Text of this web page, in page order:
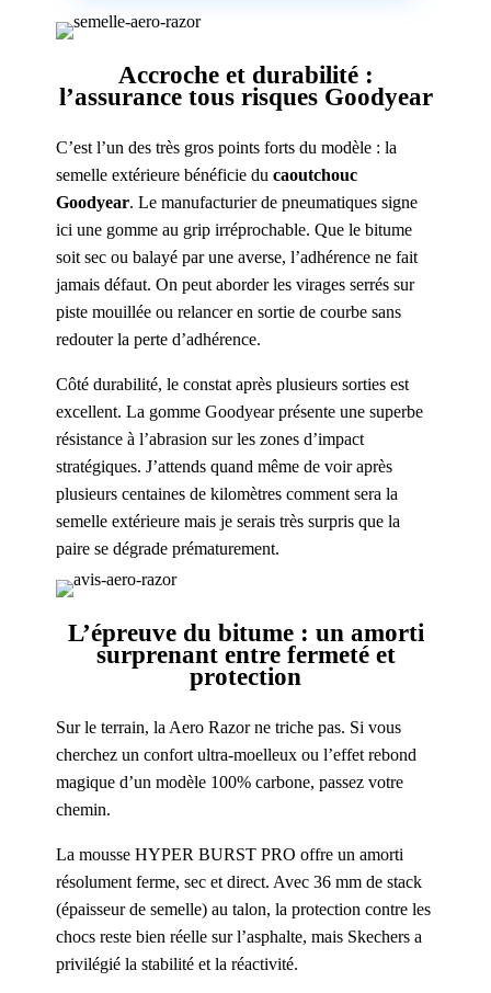
Accroche et durabilité :
l’assurance tous risques Goodyear
C’est l’un des très gros points forts du modèle : la
semelle extérieure bénéficie ducaoutchouc
Goodyear. Le manufacturier de pneumatiques signe
ici une gomme au grip irréprochable. Que le bitume
soit sec ou balayé par une averse, l’adhérence ne fait
jamais défaut. On peut aborder les virages serrés sur
piste mouillée ou relancer en sortie de courbe sans
redouter la perte d’adhérence.
Côté durabilité, le constat après plusieurs sorties est
excellent. La gomme Goodyear présente une superbe
résistance à l’abrasion sur les zones d’impact
stratégiques. J’attends quand même de voir après
plusieurs centaines de kilomètres comment sera la
semelle extérieure mais je serais très surpris que la
paire se dégrade prématurement.
L’épreuve du bitume : un amorti
surprenant entre fermeté et
protection
Sur le terrain, la Aero Razor ne triche pas. Si vous
cherchez un confort ultra-moelleux ou l’effet rebond
magique d’un modèle 100% carbone, passez votre
chemin.
La mousse HYPER BURST PRO offre un amorti
résolument ferme, sec et direct. Avec 36 mm de stack
(épaisseur de semelle) au talon, la protection contre les
chocs reste bien réelle sur l’asphalte, mais Skechers a
privilégié la stabilité et la réactivité.